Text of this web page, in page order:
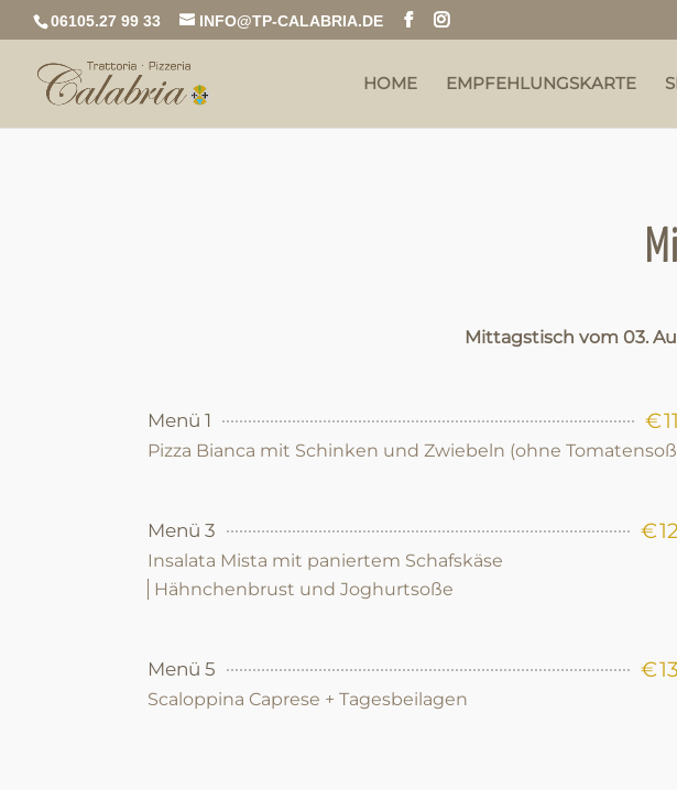
06105.27 99 33 INFO@TP-CALABRIA.DE
HOME EMPFEHLUNGSKARTE
Mittagstisch vom 03.
Menü 1 €
Pizza Bianca mit Schinken und Zwiebeln (ohne
Menü 3 €
Insalata Mista mit paniertem Schafskäse
Hähnchenbrust und Joghurtsoße
Menü 5 €
Scaloppina Caprese + Tagesbeilagen